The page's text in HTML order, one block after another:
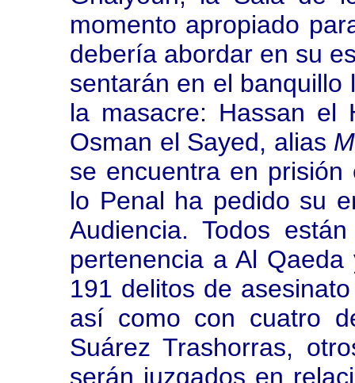
momento apropiado
debería abordar en su
sentarán en el banquillo
la masacre: Hassan el
Osman el Sayed, alias
se encuentra en
lo Penal ha pedido su
Audiencia. Todos
pertenencia a Al
191 delitos de
así como con cuatro
Suárez Trashorras,
serán juzgados en